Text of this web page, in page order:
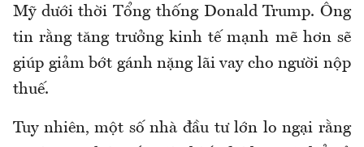
Mỹ dưới thời Tổng thống Donald Trump. Ông
tin rằng tăng trưởng kinh tế mạnh mẽ hơn sẽ
giúp giảm bớt gánh nặng lãi vay cho người nộp
thuế.
Tuy nhiên, một số nhà đầu tư lớn lo ngại rằng